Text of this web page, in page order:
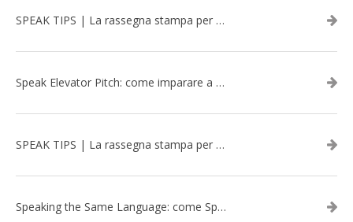
SPEAK TIPS | La rassegna stampa per migliorare l’inglese - marzo 2026
Speak Elevator Pitch: come imparare a gestire una presentazione in inglese
SPEAK TIPS | La rassegna stampa per migliorare l’inglese - febbraio 2026
Speaking the Same Language: come Speak aiuta a rafforzare i team attraverso il Team Building in inglese